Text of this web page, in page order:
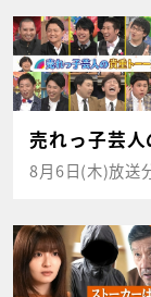
売れっ子芸
8月6日(木)放送